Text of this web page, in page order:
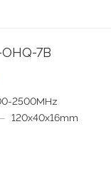
7B
2500MHz
120x40x16mm